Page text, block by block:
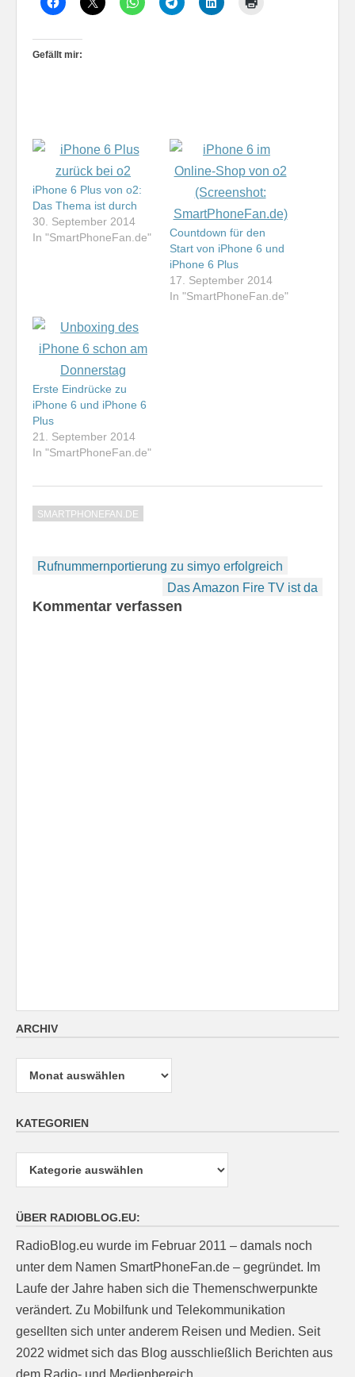
Gefällt mir:
iPhone 6 Plus von o2:
Das Thema ist durch
30. September 2014
In "SmartPhoneFan.de"
Countdown für den
Start von iPhone 6 und
iPhone 6 Plus
17. September 2014
In "SmartPhoneFan.de"
Erste Eindrücke zu
iPhone 6 und iPhone 6
Plus
21. September 2014
In "SmartPhoneFan.de"
SMARTPHONEFAN.DE
Beitragsnavigation
Rufnummernportierung zu simyo erfolgreich
Das Amazon Fire TV ist da
Kommentar verfassen
ARCHIV
Archiv
KATEGORIEN
ÜBER RADIOBLOG.EU:
RadioBlog.eu wurde im Februar 2011 – damals noch
unter dem Namen SmartPhoneFan.de – gegründet. Im
Laufe der Jahre haben sich die Themenschwerpunkte
verändert. Zu Mobilfunk und Telekommunikation
gesellten sich unter anderem Reisen und Medien. Seit
2022 widmet sich das Blog ausschließlich Berichten aus
dem Radio- und Medienbereich.